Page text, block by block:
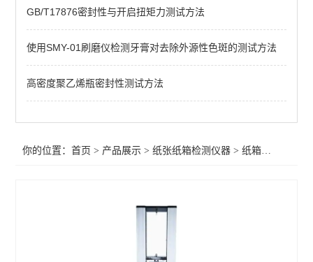
落镖冲击试验机
全自动压缩强度测试仪
跌落试验机
GB/T17876密封性与开启扭矩力测试方法
使用SMY-01刷磨仪检测牙膏对去除外源性色斑的测试方法
高密度聚乙烯瓶密封性测试方法
你的位置：首页 > 产品展示 >纸张纸箱检测仪器 >纸箱抗压机